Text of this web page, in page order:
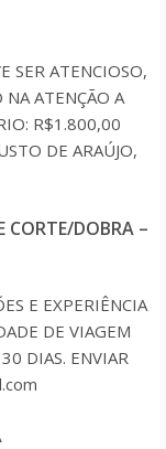
SER ATENCIOSO,
ATENÇÃO A
R$1.800,00
DE ARAÚJO,
CORTE/DOBRA –
E EXPERIÊNCIA
DE VIAGEM
DIAS. ENVIAR